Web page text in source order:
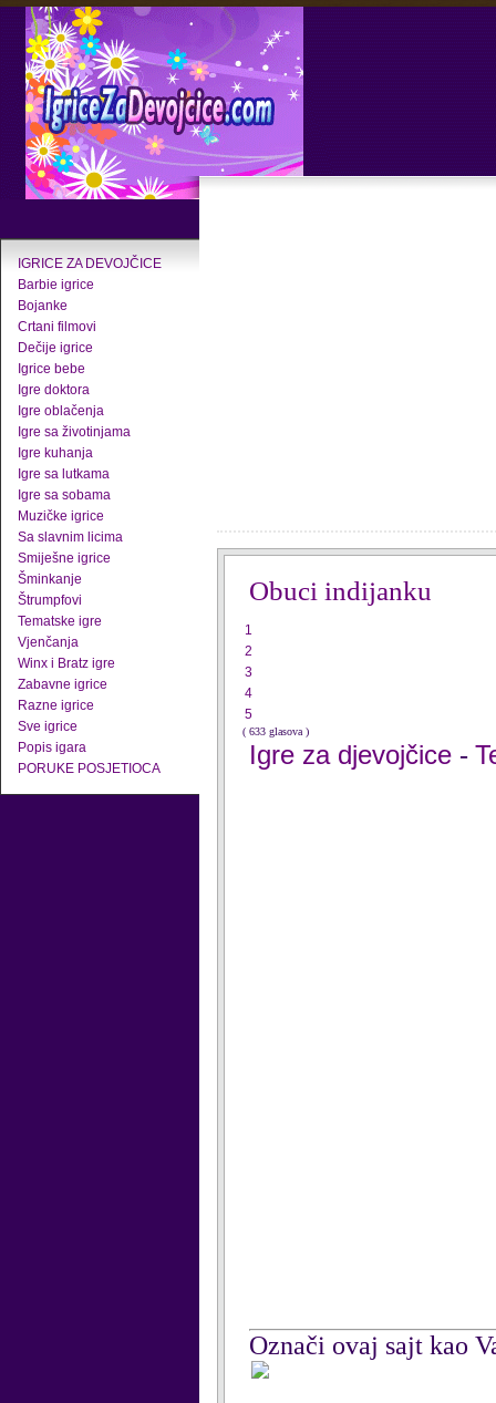
IGRICE ZA DEVOJČICE
Barbie igrice
Bojanke
Crtani filmovi
Dečije igrice
Igrice bebe
Igre doktora
Igre oblačenja
Igre sa životinjama
Igre kuhanja
Igre sa lutkama
Igre sa sobama
Muzičke igrice
Sa slavnim licima
Smiješne igrice
Šminkanje
Štrumpfovi
Tematske igre
Vjenčanja
Winx i Bratz igre
Zabavne igrice
Razne igrice
Sve igrice
Popis igara
PORUKE POSJETIOCA
Obuci indijanku
1
2
3
4
5
( 633 glasova )
Igre za djevojčice -
Označi ovaj sajt kao